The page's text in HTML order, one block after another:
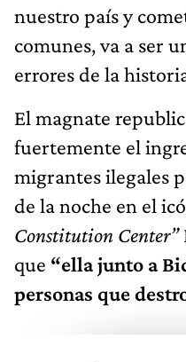
nuestro país y
comunes, va a ser
errores de la
El magnate
fuertemente el
migrantes ilegales
de la noche en el
Constitution Center”
que “ella junto a
personas que